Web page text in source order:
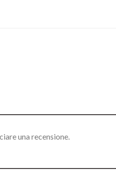
una recensione.